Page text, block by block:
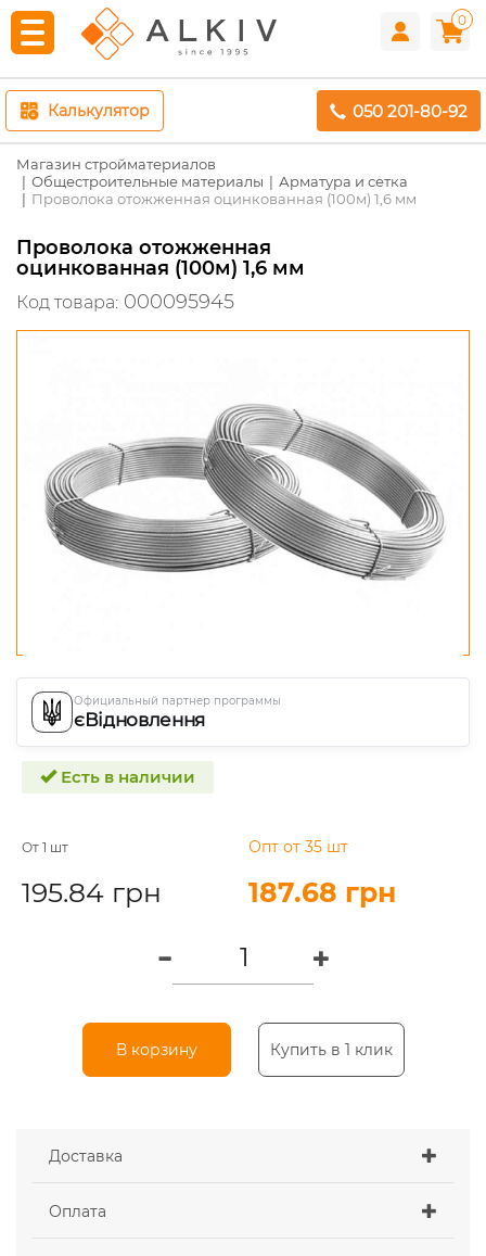
0
Калькулятор 050 201-80-92
Магазин стройматериалов
Общестроительные материалы
Арматура и сетка
Проволока отожженная оцинкованная (100м) 1,6 мм
Проволока отожженная
оцинкованная (100м) 1,6 мм
Код товара: 000095945
Официальный партнер программы
єВідновлення
Есть в наличии
От 1 шт
195.84 грн
Опт от 35 шт
187.68 грн
В корзину Купить в 1 клик
Доставка
Оплата